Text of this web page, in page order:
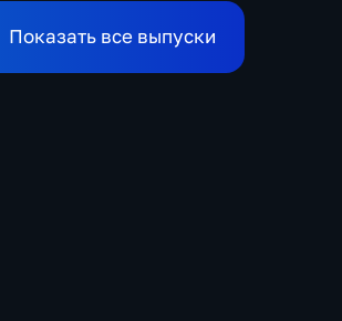
поддержки в
Ульяновской области
Показать все выпуски